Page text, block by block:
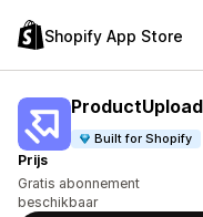
Shopify App Store
Built for Shopify
Prijs
Gratis abonnement
beschikbaar